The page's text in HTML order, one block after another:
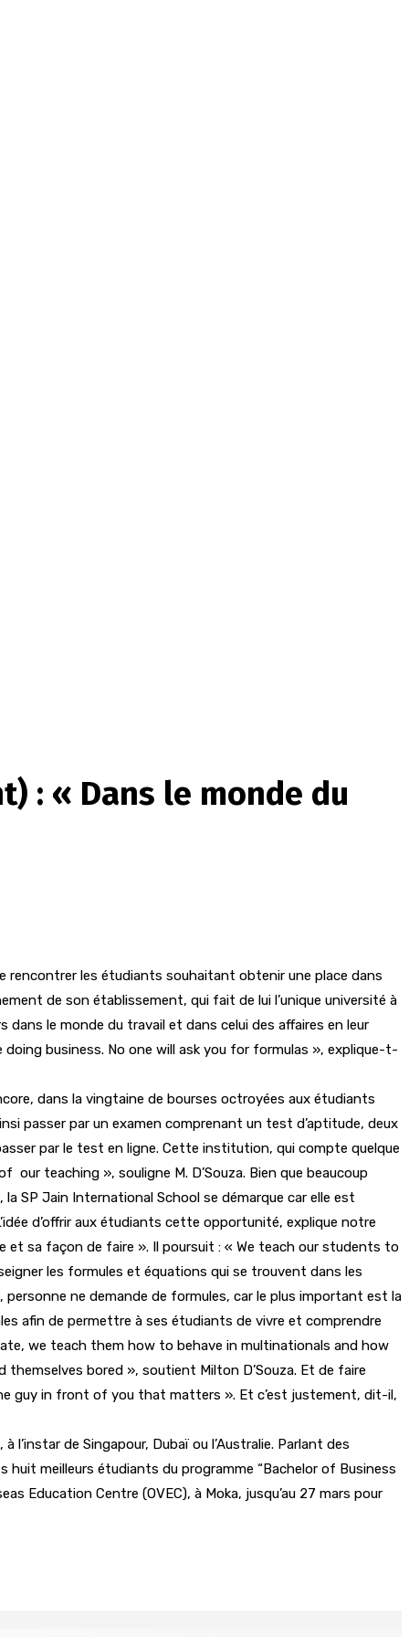
: « Dans le monde du
rencontrer les étudiants souhaitant obtenir une place dans
de son établissement, qui fait de lui l’unique université à
dans le monde du travail et dans celui des affaires en leur
business. No one will ask you for formulas », explique-t-
dans la vingtaine de bourses octroyées aux étudiants
passer par un examen comprenant un test d’aptitude, deux
par le test en ligne. Cette institution, qui compte quelque
teaching », souligne M. D’Souza. Bien que beaucoup
SP Jain International School se démarque car elle est
d’offrir aux étudiants cette opportunité, explique notre
et sa façon de faire ». Il poursuit : « We teach our students to
les formules et équations qui se trouvent dans les
ne demande de formules, car le plus important est la
afin de permettre à ses étudiants de vivre et comprendre
we teach them how to behave in multinationals and how
bored », soutient Milton D’Souza. Et de faire
guy in front of you that matters ». Et c’est justement, dit-il,
de Singapour, Dubaï ou l’Australie. Parlant des
meilleurs étudiants du programme “Bachelor of Business
Education Centre (OVEC), à Moka, jusqu’au 27 mars pour